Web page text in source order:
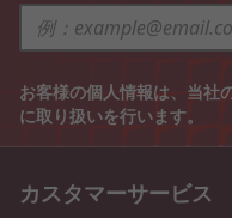
お客様の個人情報は、当社
に取り扱いを行います。
カスタマーサービス